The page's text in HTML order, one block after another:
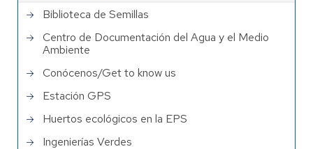
Biblioteca de Semillas
Centro de Documentación del Agua y el Medio
Ambiente
Conócenos/Get to know us
Estación GPS
Huertos ecológicos en la EPS
Ingenierías Verdes